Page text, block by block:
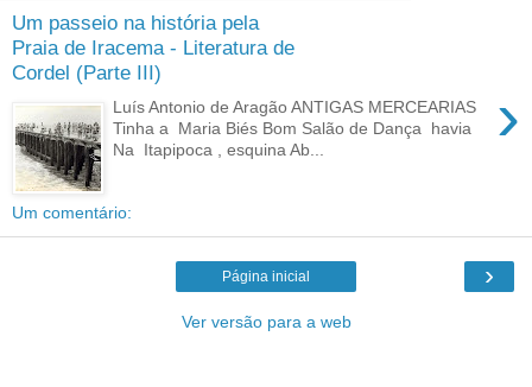
Um passeio na história pela
Praia de Iracema - Literatura de
Cordel (Parte III)
›
Luís Antonio de Aragão ANTIGAS MERCEARIAS
Tinha a Maria Biés Bom Salão de Dança havia
Na Itapipoca , esquina Ab...
Um comentário:
›
Página inicial
Ver versão para a web